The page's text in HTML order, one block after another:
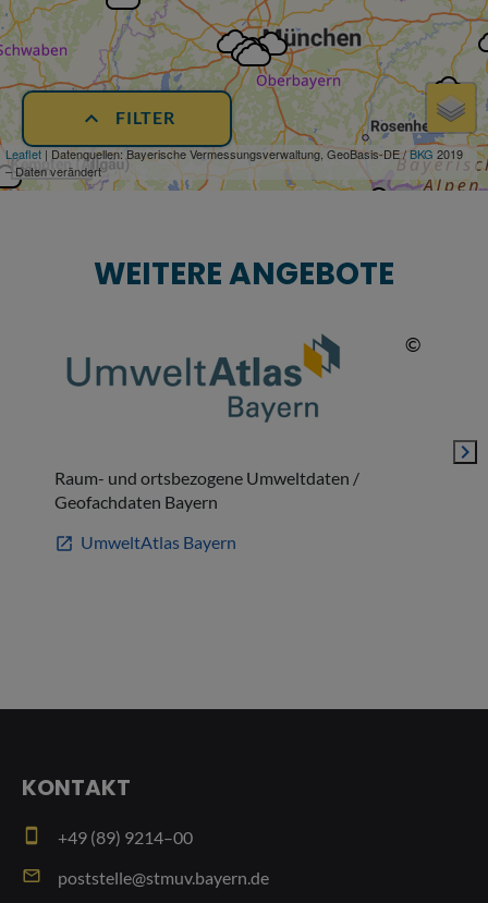
expand_more FILTER
WEITERE ANGEBOTE
©
Raum- und ortsbezogene Umweltdaten /
Geofachdaten Bayern
open_in_new UmweltAtlas Bayern
navigate_next
KONTAKT
smartphone +49 (89) 9214–00
email poststelle@stmuv.bayern.de